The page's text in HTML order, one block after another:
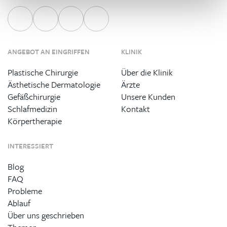
ANGEBOT AN EINGRIFFEN
Plastische Chirurgie
Ästhetische Dermatologie
Gefäßchirurgie
Schlafmedizin
Körpertherapie
KLINIK
Über die Klinik
Ärzte
Unsere Kunden
Kontakt
INTERESSIERT
Blog
FAQ
Probleme
Ablauf
Über uns geschrieben